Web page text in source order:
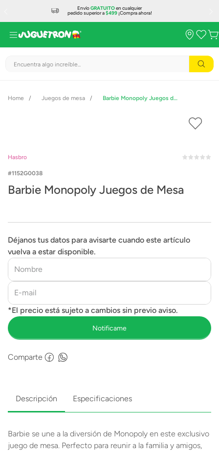
EnvíoGRATUITOen cualquier
pedido superior a$499¡Compra ahora!
Encuentra algo increíble...
Juegos de mesa Barbie Monopoly Juegos de Mesa
Hasbro
1152G0038
Barbie Monopoly Juegos de Mesa
Déjanos tus datos para avisarte cuando este artículo
vuelva a estar disponible.
Comparte
Descripción Especificaciones
Barbie se une a la diversión de Monopoly en este exclusivo
juego de mesa. Perfecto para reunir a la familia y amigos,